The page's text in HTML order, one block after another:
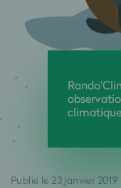
Publié le 23 janvier 2019